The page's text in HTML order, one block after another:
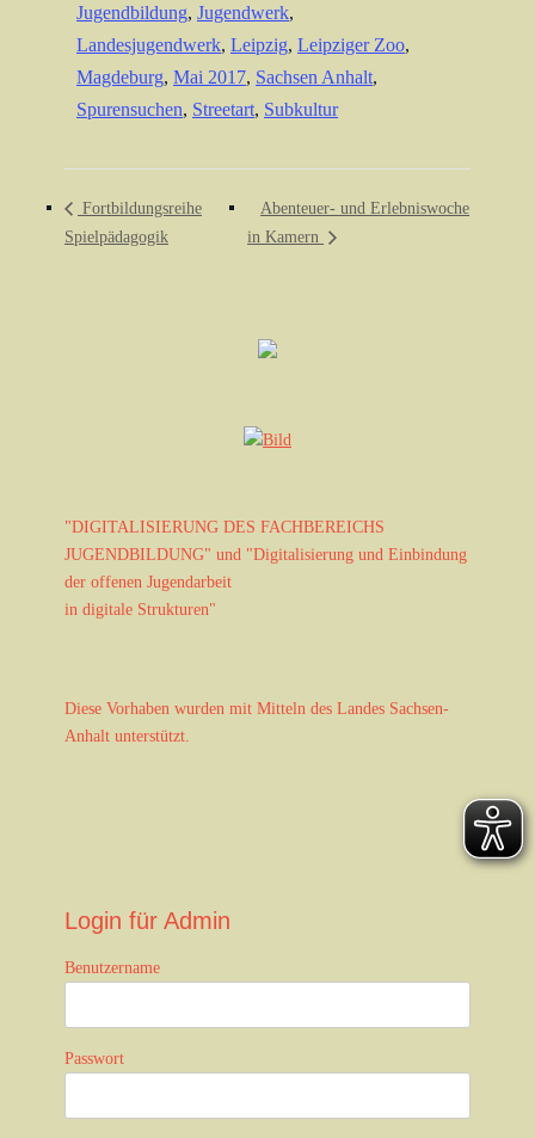
Jugendbildung, Jugendwerk,
Landesjugendwerk, Leipzig, Leipziger Zoo,
Magdeburg, Mai 2017, Sachsen Anhalt,
Spurensuchen, Streetart, Subkultur
Fortbildungsreihe
Spielpädagogik
Abenteuer- und Erlebniswoche
in Kamern
"DIGITALISIERUNG DES FACHBEREICHS
JUGENDBILDUNG" und "Digitalisierung und Einbindung
der offenen Jugendarbeit
in digitale Strukturen"
Diese Vorhaben wurden mit Mitteln des Landes Sachsen-
Anhalt unterstützt.
Login für Admin
Benutzername
Passwort